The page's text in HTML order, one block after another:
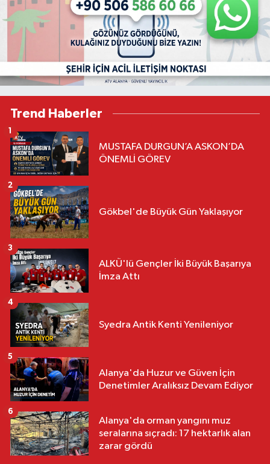
Trend Haberler
MUSTAFA DURGUN’A ASKON’DA
ÖNEMLİ GÖREV
1
Gökbel'de Büyük Gün Yaklaşıyor
2
ALKÜ'lü Gençler İki Büyük Başarıya
İmza Attı
3
Syedra Antik Kenti Yenileniyor
4
Alanya'da Huzur ve Güven İçin
Denetimler Aralıksız Devam Ediyor
5
Alanya'da orman yangını muz
seralarına sıçradı: 17 hektarlık alan
zarar gördü
6